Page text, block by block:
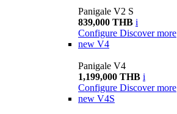
Panigale V2 S
839,000 THB i
Configure Discover more
new V4
Panigale V4
1,199,000 THB i
Configure Discover more
new V4S